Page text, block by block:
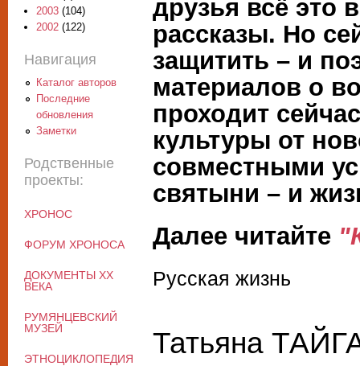
друзья всё это
рассказы. Но
защитить – и
материалов о
проходит
культуры от
совместными
святыни – и
Далее читайте
Русская жизнь
Татьяна
2003 (104)
2002 (122)
Навигация
Каталог авторов
Последние
обновления
Заметки
Родственные
проекты:
ХРОНОС
ФОРУМ ХРОНОСА
ДОКУМЕНТЫ XX
ВЕКА
РУМЯНЦЕВСКИЙ
МУЗЕЙ
ЭТНОЦИКЛОПЕДИЯ